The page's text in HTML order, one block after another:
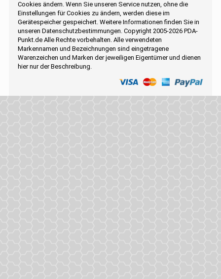
Cookies ändern. Wenn Sie unseren Service nutzen, ohne die
Einstellungen für Cookies zu ändern, werden diese im
Gerätespeicher gespeichert. Weitere Informationen finden Sie in
unseren Datenschutzbestimmungen. Copyright 2005-2026 PDA-
Punkt.de Alle Rechte vorbehalten. Alle verwendeten
Markennamen und Bezeichnungen sind eingetragene
Warenzeichen und Marken der jeweiligen Eigentümer und dienen
hier nur der Beschreibung.